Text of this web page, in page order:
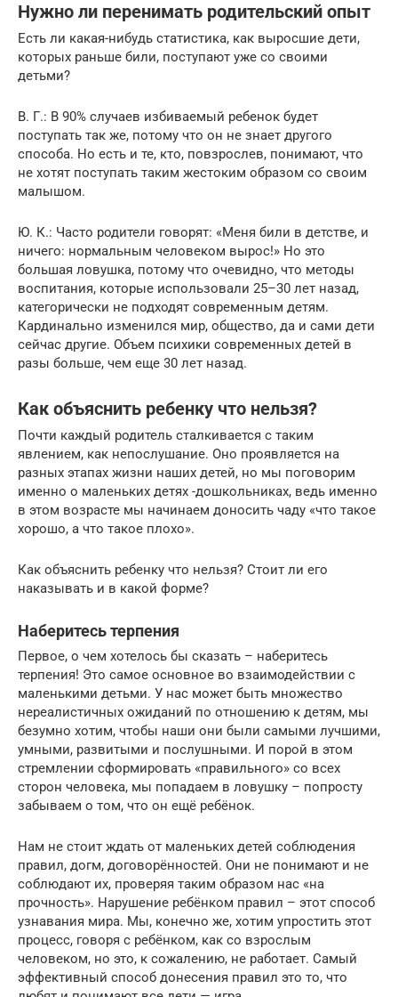
Нужно ли перенимать родительский опыт
Есть ли какая-нибудь статистика, как выросшие дети,
которых раньше били, поступают уже со своими
детьми?
В. Г.: В 90% случаев избиваемый ребенок будет
поступать так же, потому что он не знает другого
способа. Но есть и те, кто, повзрослев, понимают, что
не хотят поступать таким жестоким образом со своим
малышом.
Ю. К.: Часто родители говорят: «Меня били в детстве, и
ничего: нормальным человеком вырос!» Но это
большая ловушка, потому что очевидно, что методы
воспитания, которые использовали 25–30 лет назад,
категорически не подходят современным детям.
Кардинально изменился мир, общество, да и сами дети
сейчас другие. Объем психики современных детей в
разы больше, чем еще 30 лет назад.
Как объяснить ребенку что нельзя?
Почти каждый родитель сталкивается с таким
явлением, как непослушание. Оно проявляется на
разных этапах жизни наших детей, но мы поговорим
именно о маленьких детях -дошкольниках, ведь именно
в этом возрасте мы начинаем доносить чаду «что такое
хорошо, а что такое плохо».
Как объяснить ребенку что нельзя? Стоит ли его
наказывать и в какой форме?
Наберитесь терпения
Первое, о чем хотелось бы сказать – наберитесь
терпения! Это самое основное во взаимодействии с
маленькими детьми. У нас может быть множество
нереалистичных ожиданий по отношению к детям, мы
безумно хотим, чтобы наши они были самыми лучшими,
умными, развитыми и послушными. И порой в этом
стремлении сформировать «правильного» со всех
сторон человека, мы попадаем в ловушку – попросту
забываем о том, что он ещё ребёнок.
Нам не стоит ждать от маленьких детей соблюдения
правил, догм, договорённостей. Они не понимают и не
соблюдают их, проверяя таким образом нас «на
прочность». Нарушение ребёнком правил – этот способ
узнавания мира. Мы, конечно же, хотим упростить этот
процесс, говоря с ребёнком, как со взрослым
человеком, но это, к сожалению, не работает. Самый
эффективный способ донесения правил это то, что